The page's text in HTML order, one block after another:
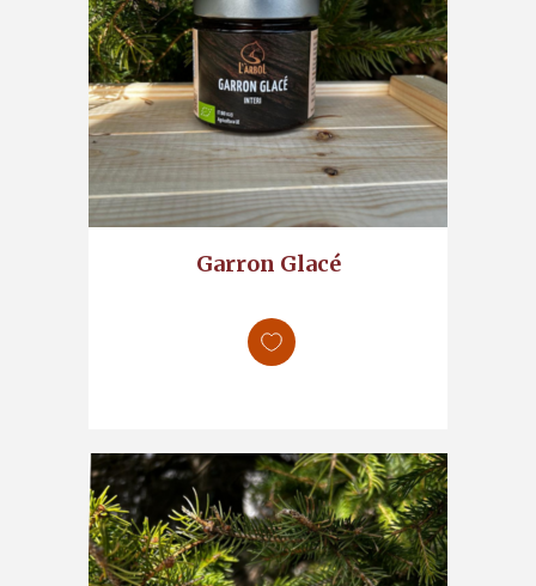
Garron Glacé